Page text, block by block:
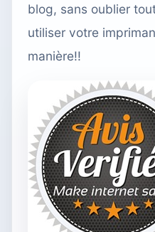
blog, sans oublier
utiliser votre
manière!!